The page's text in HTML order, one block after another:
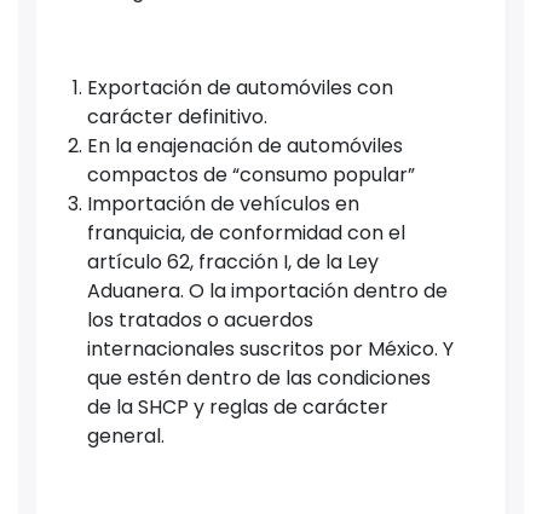
Exportación de automóviles con
carácter definitivo.
En la enajenación de automóviles
compactos de “consumo popular”
Importación de vehículos en
franquicia, de conformidad con el
artículo 62, fracción I, de la Ley
Aduanera. O la importación dentro de
los tratados o acuerdos
internacionales suscritos por México. Y
que estén dentro de las condiciones
de la SHCP y reglas de carácter
general.